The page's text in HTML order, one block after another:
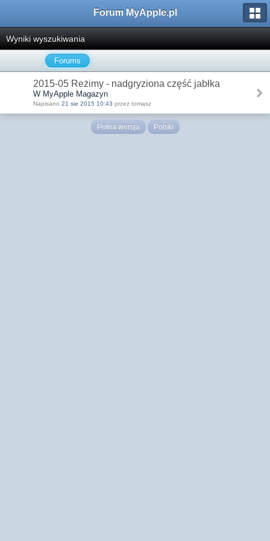
Forum MyApple.pl
Wyniki wyszukiwania
Forums
2015-05 Reżimy - nadgryziona część jabłka
W MyApple Magazyn
Napisano 21 sie 2015 10:43 przez tomasz
Pełna wersja Polski